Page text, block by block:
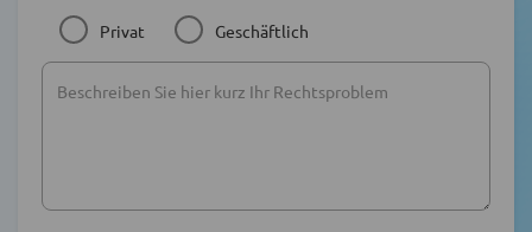
Privat Geschäftlich